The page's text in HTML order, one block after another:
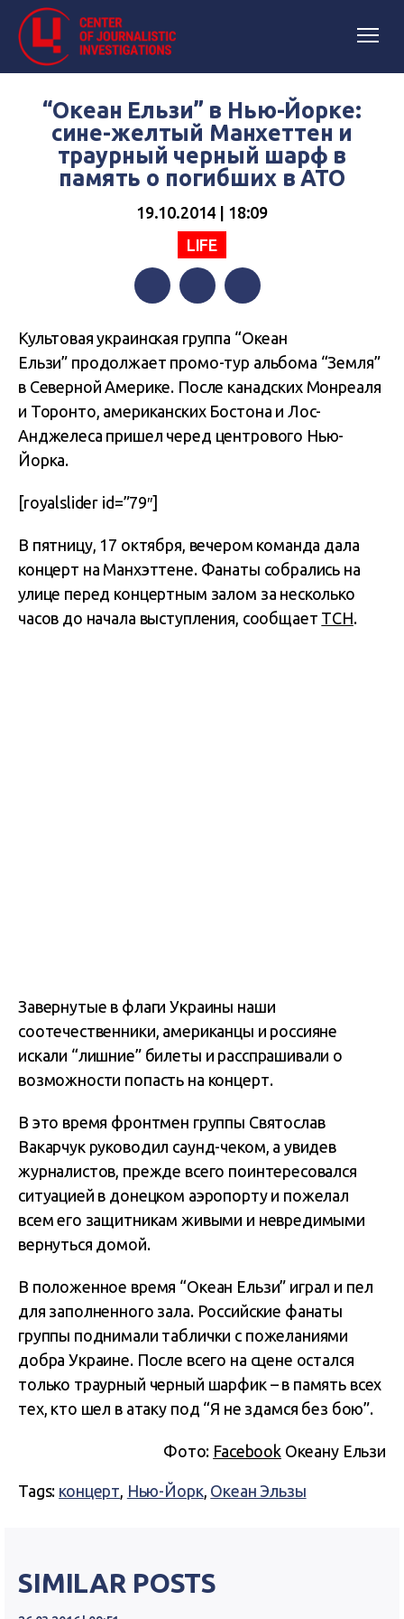
“Океан Ельзи” в Нью-Йорке:
сине-желтый Манхеттен и
траурный черный шарф в
память о погибших в АТО
19.10.2014 | 18:09
LIFE
Культовая украинская группа “Океан
Ельзи” продолжает промо-тур альбома “Земля”
в Северной Америке. После канадских Монреаля
и Торонто, американских Бостона и Лос-
Анджелеса пришел черед центрового Нью-
Йорка.
[royalslider id=”79″]
В пятницу, 17 октября, вечером команда дала
концерт на Манхэттене. Фанаты собрались на
улице перед концертным залом за несколько
часов до начала выступления, сообщает ТСН.
Завернутые в флаги Украины наши
соотечественники, американцы и россияне
искали “лишние” билеты и расспрашивали о
возможности попасть на концерт.
В это время фронтмен группы Святослав
Вакарчук руководил саунд-чеком, а увидев
журналистов, прежде всего поинтересовался
ситуацией в донецком аэропорту и пожелал
всем его защитникам живыми и невредимыми
вернуться домой.
В положенное время “Океан Ельзи” играл и пел
для заполненного зала. Российские фанаты
группы поднимали таблички с пожеланиями
добра Украине. После всего на сцене остался
только траурный черный шарфик – в память всех
тех, кто шел в атаку под “Я не здамся без бою”.
Фото: FacebookОкеану Ельзи
Tags: концерт, Нью-Йорк, Океан Эльзы
SIMILAR POSTS